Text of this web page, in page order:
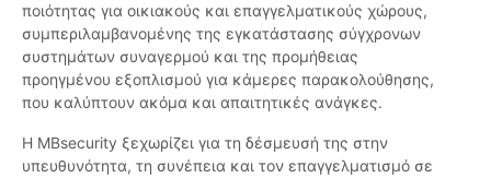
ποιότητας για οικιακούς και επαγγελματικούς χώρους,
συμπεριλαμβανομένης της εγκατάστασης σύγχρονων
συστημάτων συναγερμού και της προμήθειας
προηγμένου εξοπλισμού για κάμερες παρακολούθησης,
που καλύπτουν ακόμα και απαιτητικές ανάγκες.
Η MBsecurity ξεχωρίζει για τη δέσμευσή της στην
υπευθυνότητα, τη συνέπεια και τον επαγγελματισμό σε